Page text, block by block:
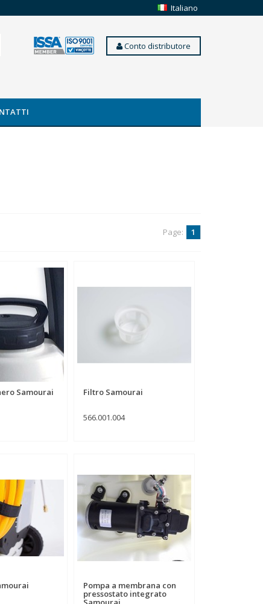
Italiano
Conto distributore
Page: 1
Samourai Filtro Samourai
566.001.004
Pompa a membrana con
pressostato integrato